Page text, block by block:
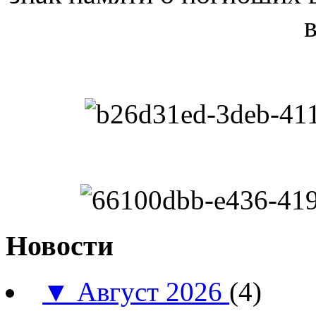
Новости
▼ Август 2026 (4)